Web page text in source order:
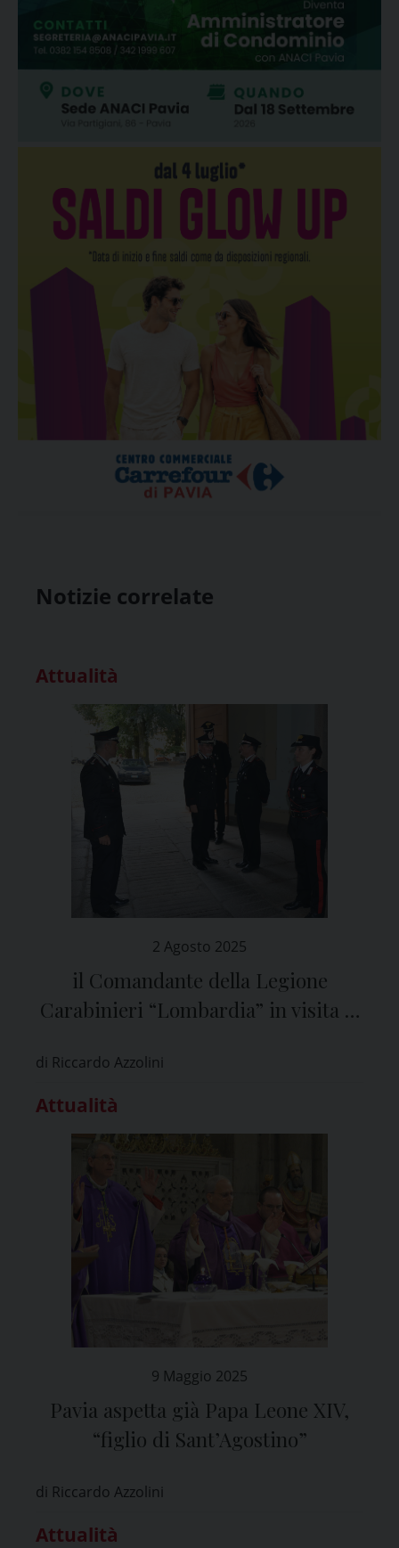
Notizie correlate
Attualità
2 Agosto 2025
il Comandante della Legione
Carabinieri “Lombardia” in visita al
di Riccardo Azzolini
Attualità
9 Maggio 2025
Pavia aspetta già Papa Leone XIV,
“figlio di Sant’Agostino”
di Riccardo Azzolini
Attualità